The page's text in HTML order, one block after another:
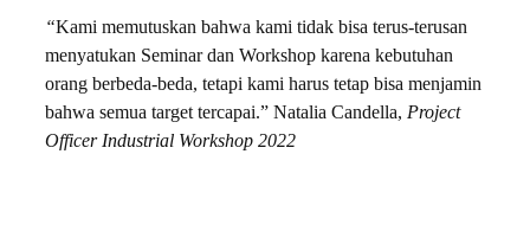
“Kami memutuskan bahwa kami tidak bisa terus-terusan
menyatukan Seminar dan Workshop karena kebutuhan
orang berbeda-beda, tetapi kami harus tetap bisa menjamin
bahwa semua target tercapai.” Natalia Candella, Project
Officer Industrial Workshop 2022